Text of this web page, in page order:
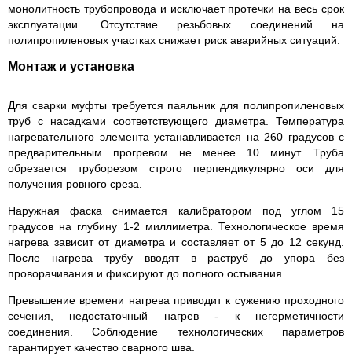
монолитность трубопровода и исключает протечки на весь срок
эксплуатации. Отсутствие резьбовых соединений на
полипропиленовых участках снижает риск аварийных ситуаций.
Монтаж и установка
Для сварки муфты требуется паяльник для полипропиленовых
труб с насадками соответствующего диаметра. Температура
нагревательного элемента устанавливается на 260 градусов с
предварительным прогревом не менее 10 минут. Труба
обрезается труборезом строго перпендикулярно оси для
получения ровного среза.
Наружная фаска снимается калибратором под углом 15
градусов на глубину 1-2 миллиметра. Технологическое время
нагрева зависит от диаметра и составляет от 5 до 12 секунд.
После нагрева трубу вводят в раструб до упора без
проворачивания и фиксируют до полного остывания.
Превышение времени нагрева приводит к сужению проходного
сечения, недостаточный нагрев - к негерметичности
соединения. Соблюдение технологических параметров
гарантирует качество сварного шва.